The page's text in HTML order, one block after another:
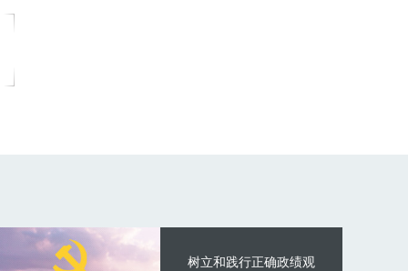
树立和践行正确政绩观